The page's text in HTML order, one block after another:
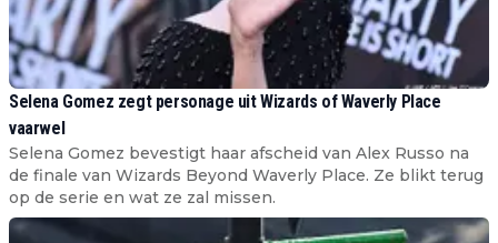
Selena Gomez zegt personage uit Wizards of Waverly Place
vaarwel
Selena Gomez bevestigt haar afscheid van Alex Russo na
de finale van Wizards Beyond Waverly Place. Ze blikt terug
op de serie en wat ze zal missen.